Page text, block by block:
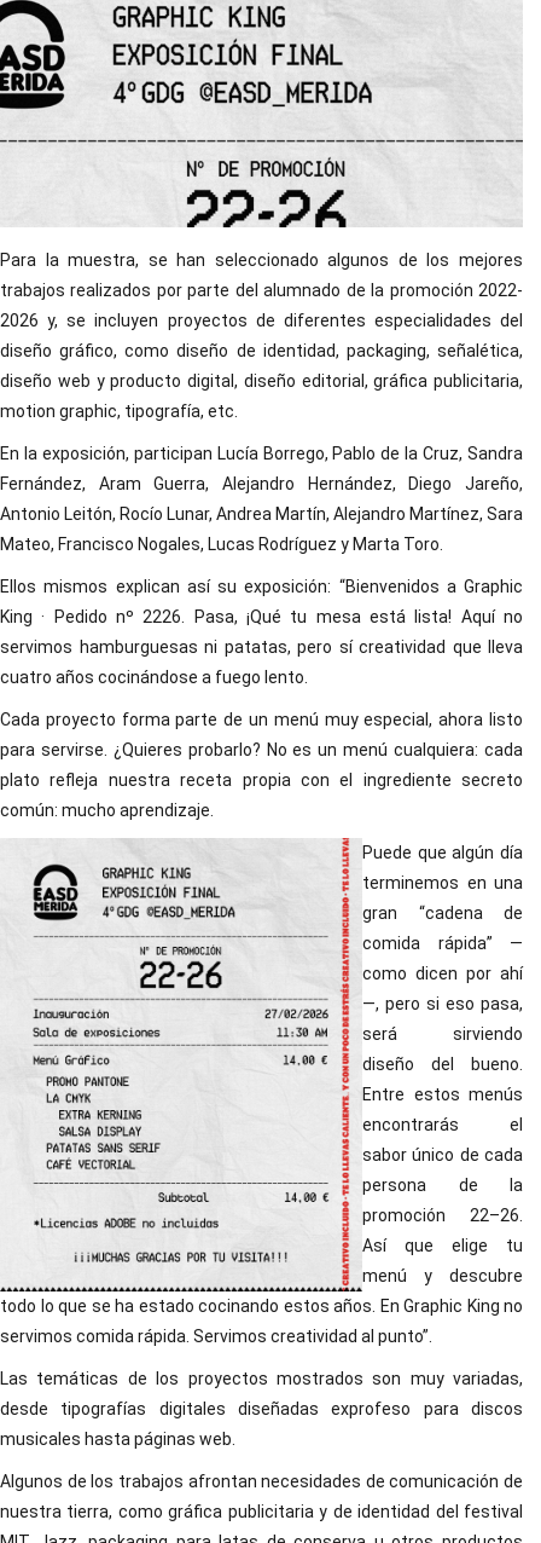
Para la muestra, se han seleccionado algunos de los mejores
trabajos realizados por parte del alumnado de la promoción 2022-
2026 y, se incluyen proyectos de diferentes especialidades del
diseño gráfico, como diseño de identidad, packaging, señalética,
diseño web y producto digital, diseño editorial, gráfica publicitaria,
motion graphic, tipografía, etc.
En la exposición, participan Lucía Borrego, Pablo de la Cruz, Sandra
Fernández, Aram Guerra, Alejandro Hernández, Diego Jareño,
Antonio Leitón, Rocío Lunar, Andrea Martín, Alejandro Martínez, Sara
Mateo, Francisco Nogales, Lucas Rodríguez y Marta Toro.
Ellos mismos explican así su exposición: “Bienvenidos a Graphic
King · Pedido nº 2226. Pasa, ¡Qué tu mesa está lista! Aquí no
servimos hamburguesas ni patatas, pero sí creatividad que lleva
cuatro años cocinándose a fuego lento.
Cada proyecto forma parte de un menú muy especial, ahora listo
para servirse. ¿Quieres probarlo? No es un menú cualquiera: cada
plato refleja nuestra receta propia con el ingrediente secreto
común: mucho aprendizaje.
Puede que algún día
terminemos en una
gran “cadena de
comida rápida” —
como dicen por ahí
—, pero si eso pasa,
será sirviendo
diseño del bueno.
Entre estos menús
encontrarás el
sabor único de cada
persona de la
promoción 22–26.
Así que elige tu
menú y descubre
todo lo que se ha estado cocinando estos años. En Graphic King no
servimos comida rápida. Servimos creatividad al punto”.
Las temáticas de los proyectos mostrados son muy variadas,
desde tipografías digitales diseñadas exprofeso para discos
musicales hasta páginas web.
Algunos de los trabajos afrontan necesidades de comunicación de
nuestra tierra, como gráfica publicitaria y de identidad del festival